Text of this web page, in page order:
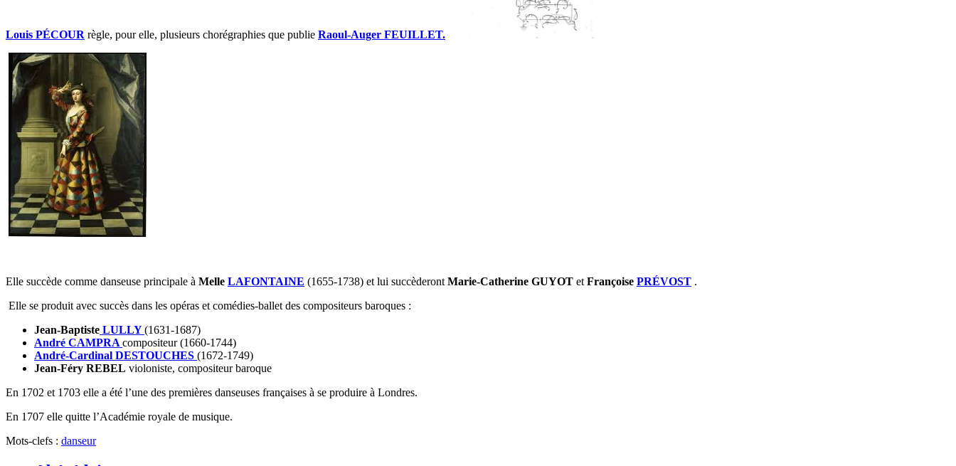
Louis PÉCOUR règle, pour elle, plusieurs chorégraphies que publie Raoul-Auger FEUILLET.
Elle succède comme danseuse principale à Melle LAFONTAINE (1655-1738) et lui succèderont Marie-Catherine GUYOT et Françoise PRÉVOST .
Elle se produit avec succès dans les opéras et comédies-ballet des compositeurs baroques :
Jean-Baptiste LULLY(1631-1687)
André CAMPRA compositeur (1660-1744)
André-Cardinal DESTOUCHES (1672-1749)
Jean-Féry REBEL violoniste, compositeur baroque
En 1702 et 1703 elle a été l’une des premières danseuses françaises à se produire à Londres.
En 1707 elle quitte l’Académie royale de musique.
Mots-clefs : danseur